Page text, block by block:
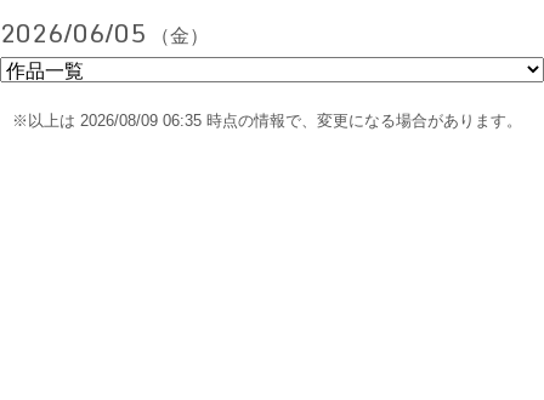
2026/06/05 （金）
※以上は 2026/08/09 06:35 時点の情報で、変更になる場合があります。